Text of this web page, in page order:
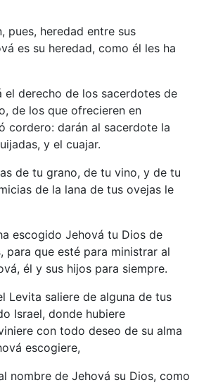
pues, heredad entre sus
es su heredad, como él les ha
el derecho de los sacerdotes de
de los que ofrecieren en
cordero: darán al sacerdote la
y el cuajar.
de tu grano, de tu vino, y de tu
de la lana de tus ovejas le
escogido Jehová tu Dios de
para que esté para ministrar al
él y sus hijos para siempre.
Levita saliere de alguna de tus
Israel, donde hubiere
con todo deseo de su alma
escogiere,
nombre de Jehová su Dios, como